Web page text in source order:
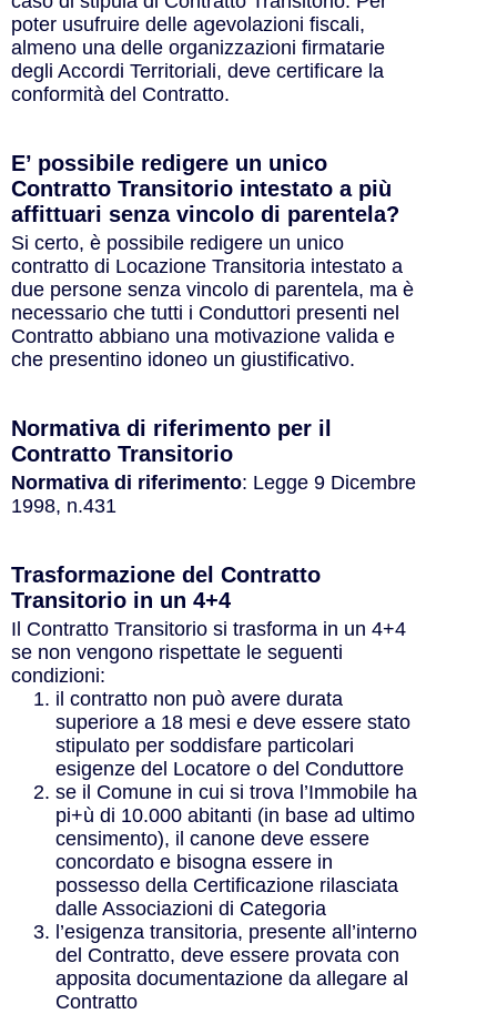
poter usufruire delle agevolazioni fiscali,
almeno una delle organizzazioni firmatarie
degli Accordi Territoriali, deve certificare la
conformità del Contratto.
E’ possibile redigere un unico
Contratto Transitorio intestato a più
affittuari senza vincolo di parentela?
Si certo, è possibile redigere un unico
contratto di Locazione Transitoria intestato a
due persone senza vincolo di parentela, ma è
necessario che tutti i Conduttori presenti nel
Contratto abbiano una motivazione valida e
che presentino idoneo un giustificativo.
Normativa di riferimento per il
Contratto Transitorio
Normativa di riferimento: Legge 9 Dicembre
1998, n.431
Trasformazione del Contratto
Transitorio in un 4+4
Il Contratto Transitorio si trasforma in un 4+4
se non vengono rispettate le seguenti
condizioni:
il contratto non può avere durata
superiore a 18 mesi e deve essere stato
stipulato per soddisfare particolari
esigenze del Locatore o del Conduttore
se il Comune in cui si trova l’Immobile ha
pi+ù di 10.000 abitanti (in base ad ultimo
censimento), il canone deve essere
concordato e bisogna essere in
possesso della Certificazione rilasciata
dalle Associazioni di Categoria
l’esigenza transitoria, presente all’interno
del Contratto, deve essere provata con
apposita documentazione da allegare al
Contratto